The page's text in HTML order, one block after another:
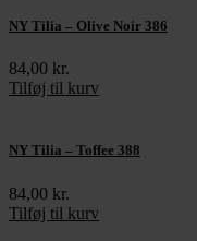
NY Tilia – Olive Noir 386
84,00 kr.
Tilføj til kurv
NY Tilia – Toffee 388
84,00 kr.
Tilføj til kurv